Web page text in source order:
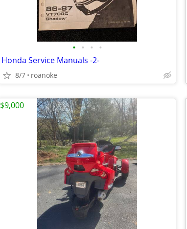
• • • •
Honda Service Manuals -2-
8/7 roanoke
$9,000